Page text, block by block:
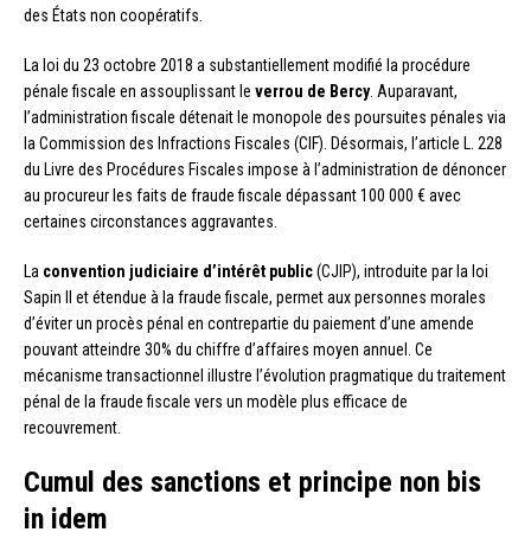
des États non coopératifs.
La loi du 23 octobre 2018 a substantiellement modifié la procédure
pénale fiscale en assouplissant le verrou de Bercy. Auparavant,
l’administration fiscale détenait le monopole des poursuites pénales via
la Commission des Infractions Fiscales (CIF). Désormais, l’article L. 228
du Livre des Procédures Fiscales impose à l’administration de dénoncer
au procureur les faits de fraude fiscale dépassant 100 000 € avec
certaines circonstances aggravantes.
La convention judiciaire d’intérêt public(CJIP), introduite par la loi
Sapin II et étendue à la fraude fiscale, permet aux personnes morales
d’éviter un procès pénal en contrepartie du paiement d’une amende
pouvant atteindre 30% du chiffre d’affaires moyen annuel. Ce
mécanisme transactionnel illustre l’évolution pragmatique du traitement
pénal de la fraude fiscale vers un modèle plus efficace de
recouvrement.
Cumul des sanctions et principe non bis
in idem